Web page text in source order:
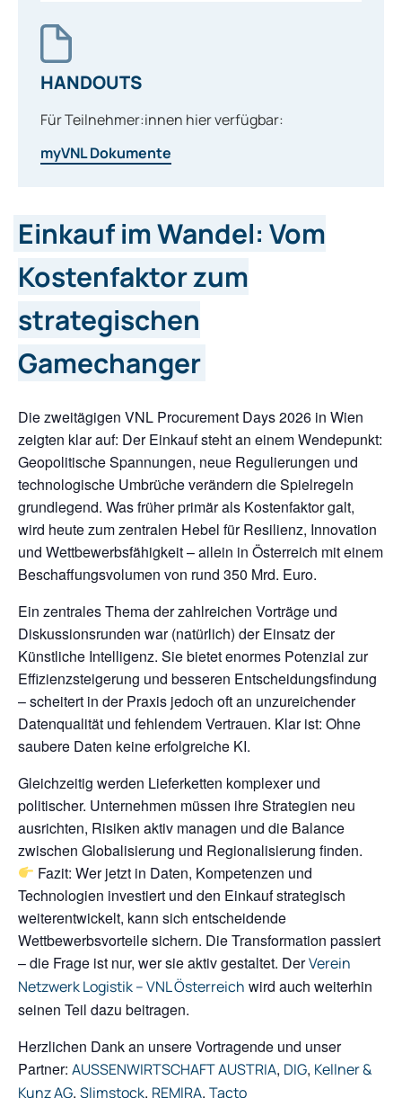
HANDOUTS
Für Teilnehmer:innen hier verfügbar:
myVNL Dokumente
Einkauf im Wandel: Vom
Kostenfaktor zum
strategischen
Gamechanger
Die zweitägigen VNL Procurement Days 2026 in Wien
zeigten klar auf: Der Einkauf steht an einem Wendepunkt:
Geopolitische Spannungen, neue Regulierungen und
technologische Umbrüche verändern die Spielregeln
grundlegend. Was früher primär als Kostenfaktor galt,
wird heute zum zentralen Hebel für Resilienz, Innovation
und Wettbewerbsfähigkeit – allein in Österreich mit einem
Beschaffungsvolumen von rund 350 Mrd. Euro.
Ein zentrales Thema der zahlreichen Vorträge und
Diskussionsrunden war (natürlich) der Einsatz der
Künstliche Intelligenz. Sie bietet enormes Potenzial zur
Effizienzsteigerung und besseren Entscheidungsfindung
– scheitert in der Praxis jedoch oft an unzureichender
Datenqualität und fehlendem Vertrauen. Klar ist: Ohne
saubere Daten keine erfolgreiche KI.
Gleichzeitig werden Lieferketten komplexer und
politischer. Unternehmen müssen ihre Strategien neu
ausrichten, Risiken aktiv managen und die Balance
zwischen Globalisierung und Regionalisierung finden.
Fazit: Wer jetzt in Daten, Kompetenzen und
Technologien investiert und den Einkauf strategisch
weiterentwickelt, kann sich entscheidende
Wettbewerbsvorteile sichern. Die Transformation passiert
– die Frage ist nur, wer sie aktiv gestaltet. DerVerein
Netzwerk Logistik – VNL Österreich wird auch weiterhin
seinen Teil dazu beitragen.
Herzlichen Dank an unsere Vortragende und unser
Partner: AUSSENWIRTSCHAFT AUSTRIA, DIG, Kellner &
Kunz AG, Slimstock, REMIRA, Tacto